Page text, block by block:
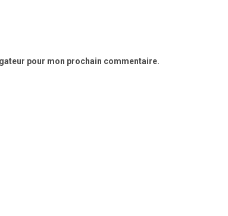
pour mon prochain commentaire.